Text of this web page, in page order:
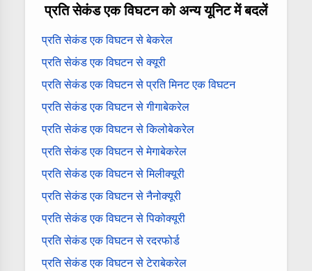
प्रति सेकंड एक विघटन को अन्य यूनिट में बदलें
प्रति सेकंड एक विघटन से बेकरेल
प्रति सेकंड एक विघटन से क्यूरी
प्रति सेकंड एक विघटन से प्रति मिनट एक विघटन
प्रति सेकंड एक विघटन से गीगाबेकरेल
प्रति सेकंड एक विघटन से किलोबेकरेल
प्रति सेकंड एक विघटन से मेगाबेकरेल
प्रति सेकंड एक विघटन से मिलीक्यूरी
प्रति सेकंड एक विघटन से नैनोक्यूरी
प्रति सेकंड एक विघटन से पिकोक्यूरी
प्रति सेकंड एक विघटन से रदरफोर्ड
प्रति सेकंड एक विघटन से टेराबेकरेल